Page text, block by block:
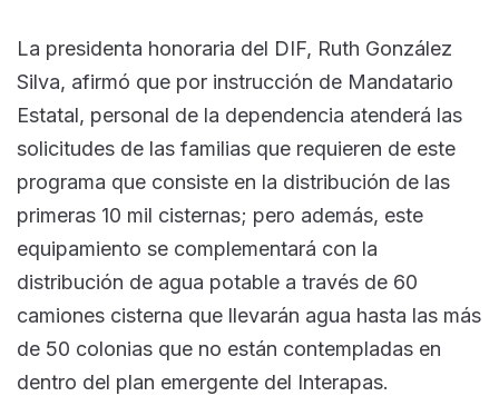
La presidenta honoraria del DIF, Ruth González
Silva, afirmó que por instrucción de Mandatario
Estatal, personal de la dependencia atenderá las
solicitudes de las familias que requieren de este
programa que consiste en la distribución de las
primeras 10 mil cisternas; pero además, este
equipamiento se complementará con la
distribución de agua potable a través de 60
camiones cisterna que llevarán agua hasta las más
de 50 colonias que no están contempladas en
dentro del plan emergente del Interapas.